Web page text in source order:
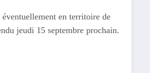
en territoire de
jeudi 15 septembre prochain.